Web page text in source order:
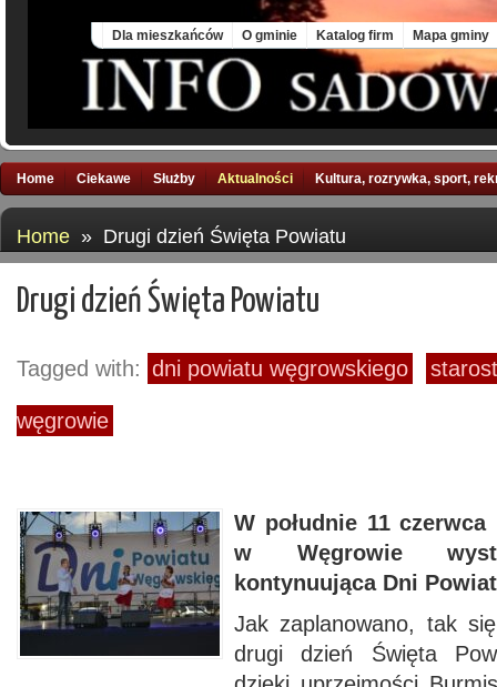
Dla mieszkańców O gminie Katalog firm Mapa gminy
Home Ciekawe Służby Aktualności Kultura, rozrywka, sport,
Home » Drugi dzień Święta Powiatu
Drugi dzień Święta Powiatu
Tagged with: dni powiatu węgrowskiego
węgrowie
W południe 11
w Węgrowie
kontynuująca Dni
Jak zaplanowano, tak
drugi dzień Święta